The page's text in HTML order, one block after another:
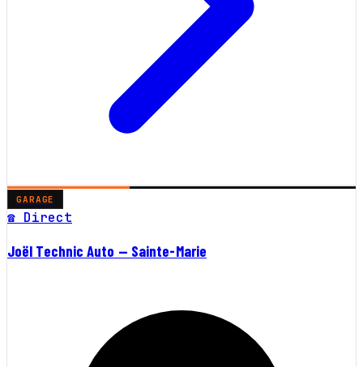
GARAGE
☎ Direct
Joël Technic Auto — Sainte-Marie